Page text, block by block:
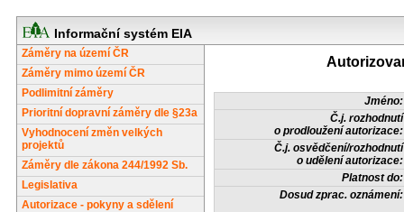
Informační systém EIA
Záměry na území ČR
Záměry mimo území ČR
Podlimitní záměry
Prioritní dopravní záměry dle §23a
Vyhodnocení změn velkých
projektů
Záměry dle zákona 244/1992 Sb.
Legislativa
Autorizace - pokyny a sdělení
Jméno:
Č.j. rozhodnutí
o prodloužení autorizace:
Č.j. osvědčení/rozhodnutí
o udělení autorizace:
Platnost do:
Dosud zprac. oznámení: